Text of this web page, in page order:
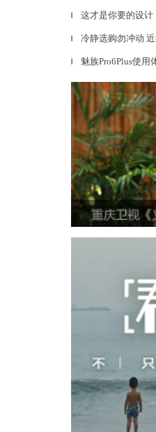
▎ 这才是你要的设计
▎ 冷静选购勿冲动
▎ 魅族Pro6Plus使用